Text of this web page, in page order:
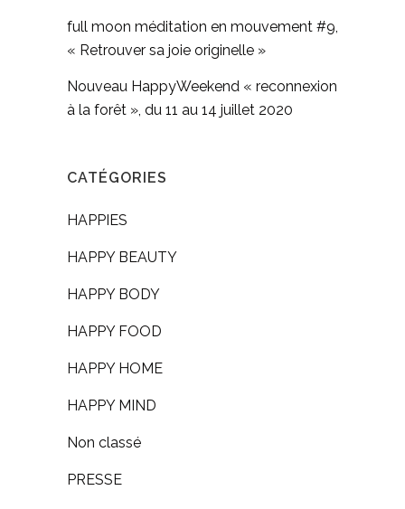
full moon méditation en mouvement #9,
« Retrouver sa joie originelle »
Nouveau HappyWeekend « reconnexion
à la forêt », du 11 au 14 juillet 2020
CATÉGORIES
HAPPIES
HAPPY BEAUTY
HAPPY BODY
HAPPY FOOD
HAPPY HOME
HAPPY MIND
Non classé
PRESSE